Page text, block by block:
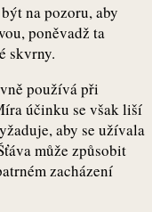
na pozoru, aby
poněvadž ta
skvrny.
používá při
účinku se však liší
aby se užívala
může způsobit
zacházení